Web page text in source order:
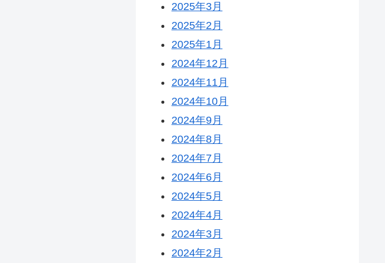
2025年3月
2025年2月
2025年1月
2024年12月
2024年11月
2024年10月
2024年9月
2024年8月
2024年7月
2024年6月
2024年5月
2024年4月
2024年3月
2024年2月